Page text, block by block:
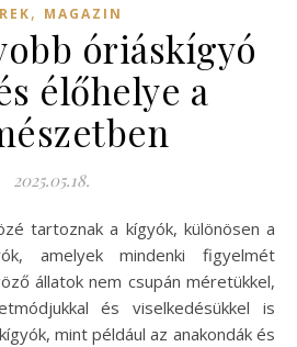
, MAGAZIN
óriáskígyó
élőhelye a
2025.05.18.
amelyek mindenki figyelmét
állatok nem csupán méretükkel,
és viselkedésükkel is
mint például az anakondák és